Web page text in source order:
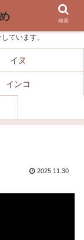
ています。
イヌ
インコ
2025.11.30
検索